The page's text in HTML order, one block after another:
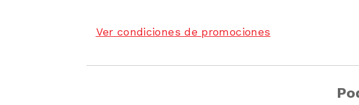
Ver condiciones de promociones